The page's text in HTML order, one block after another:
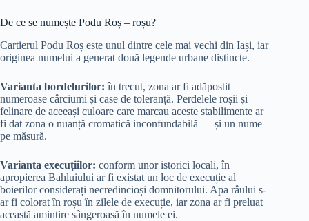
De ce se numește Podu Roș – roșu?
Cartierul Podu Roș este unul dintre cele mai vechi din Iași, iar
originea numelui a generat două legende urbane distincte.
Varianta bordelurilor: în trecut, zona ar fi adăpostit
numeroase cârciumi și case de toleranță. Perdelele roșii și
felinare de aceeași culoare care marcau aceste stabilimente ar
fi dat zona o nuanță cromatică inconfundabilă — și un nume
pe măsură.
Varianta execuțiilor: conform unor istorici locali, în
apropierea Bahluiului ar fi existat un loc de execuție al
boierilor considerați necredincioși domnitorului. Apa râului s-
ar fi colorat în roșu în zilele de execuție, iar zona ar fi preluat
această amintire sângeroasă în numele ei.